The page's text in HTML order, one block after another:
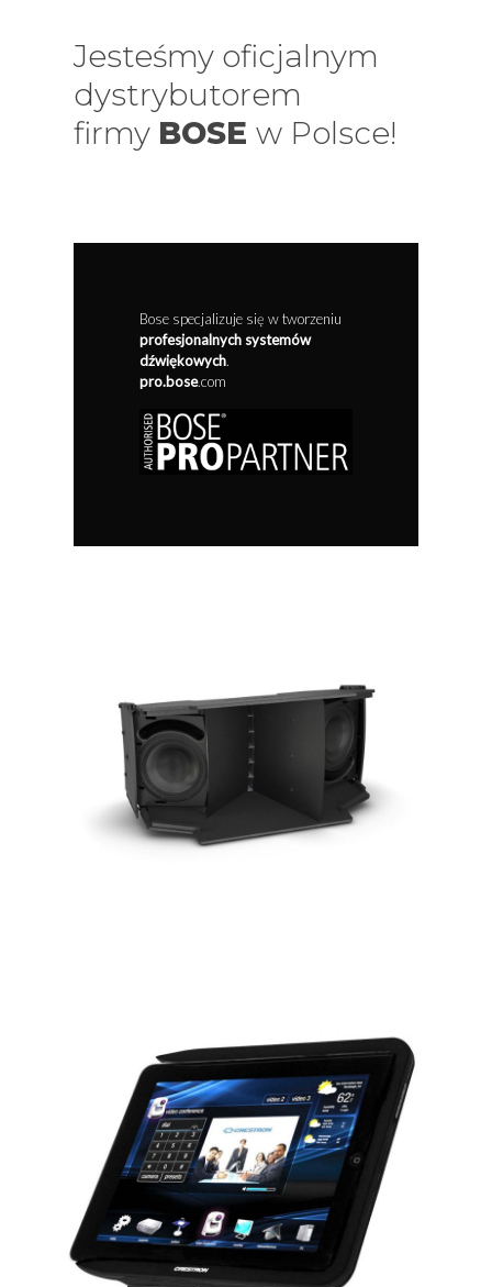
Jesteśmy oficjalnym
dystrybutorem
firmy BOSEw Polsce!
Bose specjalizuje się w tworzeniu
profesjonalnych systemów
dźwiękowych.
pro.bose.com